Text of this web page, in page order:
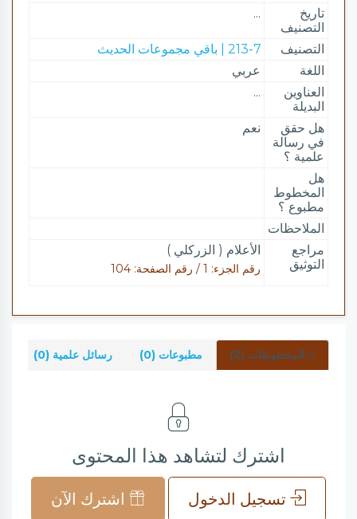
تاريخ
التصنيف
...
التصنيف
213-7 | باقي مجموعات الحديث
اللغة
عربي
العناوين
البديلة
...
هل حقق
في رسالة
علمية ؟
نعم
هل
المخطوط
مطبوع ؟
الملاحظات
مراجع
التوثيق
الأعلام ( الزركلي )
رقم الجزء: 1 / رقم الصفحة: 104
المخطوطات (2) مطبوعات (0) رسائل علمية (0)
اشترك لتشاهد هذا المحتوى
تسجيل الدخول اشترك الآن